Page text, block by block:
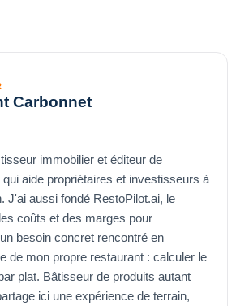
Carbonnet
immobilier et éditeur de
qui aide propriétaires et investisseurs à
J'ai aussi fondé RestoPilot.ai, le
coûts et des marges pour
besoin concret rencontré en
de mon propre restaurant : calculer le
plat. Bâtisseur de produits autant
ici une expérience de terrain,